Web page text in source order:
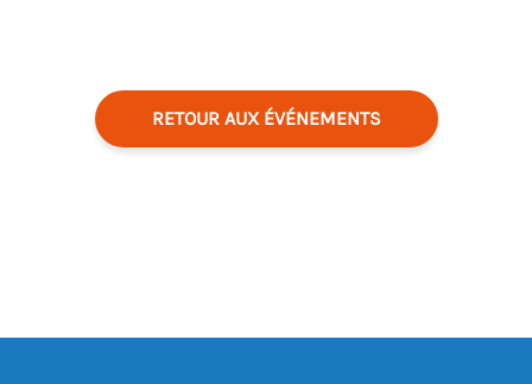
RETOUR AUX ÉVÉNEMENTS